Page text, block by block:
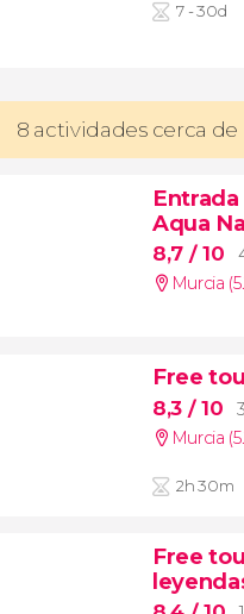
7 - 30d
8 actividades cerca de
Entrada
Aqua
8,7 / 10
Murcia
Free
8,3 / 10
Murcia
2h 30m
Free